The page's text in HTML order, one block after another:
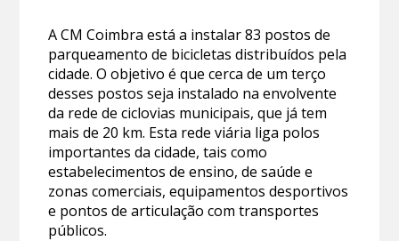
A CM Coimbra está a instalar 83 postos de
parqueamento de bicicletas distribuídos pela
cidade. O objetivo é que cerca de um terço
desses postos seja instalado na envolvente
da rede de ciclovias municipais, que já tem
mais de 20 km. Esta rede viária liga polos
importantes da cidade, tais como
estabelecimentos de ensino, de saúde e
zonas comerciais, equipamentos desportivos
e pontos de articulação com transportes
públicos.